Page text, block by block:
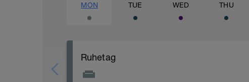
MON TUE WED THU
Ruhetag